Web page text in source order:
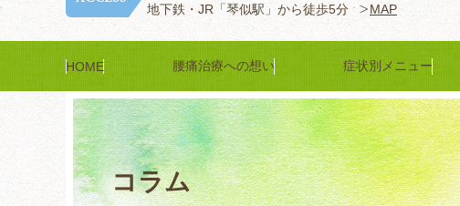
地下鉄・JR「琴似駅」から徒歩5分
MAP
HOME 腰痛治療への想い 症状別メニュー
コラム